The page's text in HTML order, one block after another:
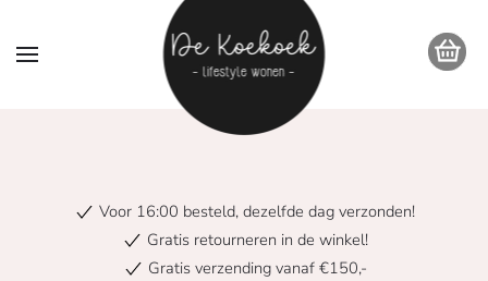
Voor 16:00 besteld, dezelfde dag verzonden!
Gratis retourneren in de winkel!
Gratis verzending vanaf €150,-